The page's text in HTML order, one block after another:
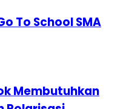
To School SMA
Membutuhkan